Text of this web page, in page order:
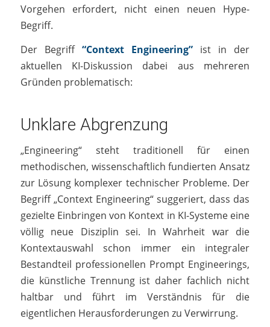
Vorgehen erfordert, nicht einen neuen Hype-
Begriff.
Der Begriff “Context Engineering” ist in der
aktuellen KI-Diskussion dabei aus mehreren
Gründen problematisch:
Unklare Abgrenzung
„Engineering“ steht traditionell für einen
methodischen, wissenschaftlich fundierten Ansatz
zur Lösung komplexer technischer Probleme. Der
Begriff „Context Engineering“ suggeriert, dass das
gezielte Einbringen von Kontext in KI-Systeme eine
völlig neue Disziplin sei. In Wahrheit war die
Kontextauswahl schon immer ein integraler
Bestandteil professionellen Prompt Engineerings,
die künstliche Trennung ist daher fachlich nicht
haltbar und führt im Verständnis für die
eigentlichen Herausforderungen zu Verwirrung.